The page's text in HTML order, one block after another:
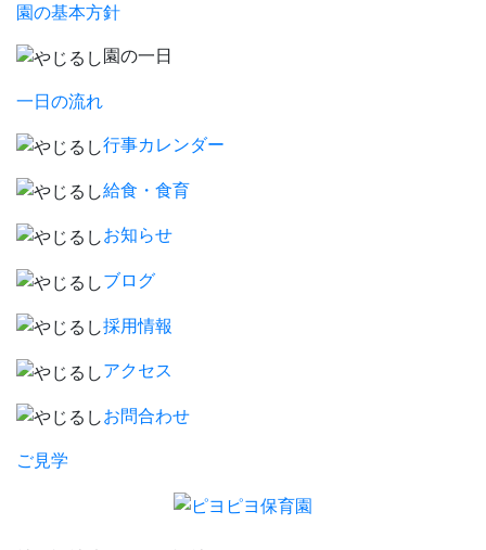
園の基本方針
園の一日
一日の流れ
行事カレンダー
給食・食育
お知らせ
ブログ
採用情報
アクセス
お問合わせ
ご見学